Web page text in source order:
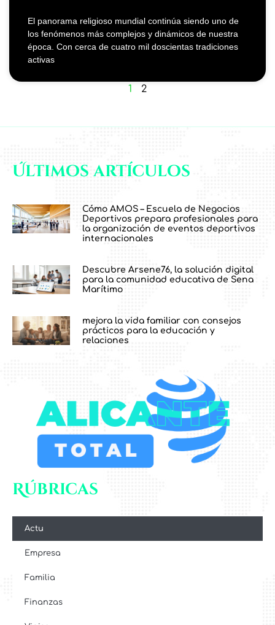
El panorama religioso mundial continúa siendo uno de
los fenómenos más complejos y dinámicos de nuestra
época. Con cerca de cuatro mil doscientas tradiciones
activas
1 2
Últimos artículos
Cómo AMOS – Escuela de Negocios
Deportivos prepara profesionales para
la organización de eventos deportivos
internacionales
Descubre Arsene76, la solución digital
para la comunidad educativa de Sena
Marítimo
mejora la vida familiar con consejos
prácticos para la educación y
relaciones
Rúbricas
Actu
Empresa
Familia
Finanzas